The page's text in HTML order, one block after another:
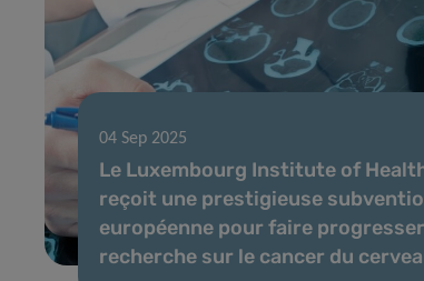
04 Sep 2025
Le Luxembourg Institute of
reçoit une prestigieuse
européenne pour faire
recherche sur le cancer du